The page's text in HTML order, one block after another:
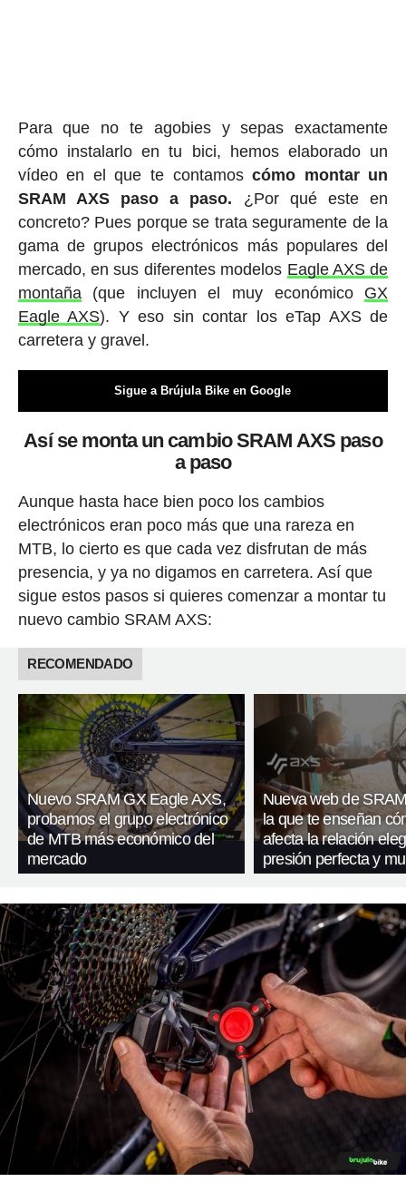
Para que no te agobies y sepas exactamente
cómo instalarlo en tu bici, hemos elaborado un
vídeo en el que te contamoscómo montar un
SRAM AXS paso a paso. ¿Por qué este en
concreto? Pues porque se trata seguramente de la
gama de grupos electrónicos más populares del
mercado, en sus diferentes modelos Eagle AXS de
montaña(que incluyen el muy económico GX
Eagle AXS). Y eso sin contar los eTap AXS de
carretera y gravel.
Sigue a Brújula Bike en Google
Así se monta un cambio SRAM AXS paso
a paso
Aunque hasta hace bien poco los cambios
electrónicos eran poco más que una rareza en
MTB, lo cierto es que cada vez disfrutan de más
presencia, y ya no digamos en carretera. Así que
sigue estos pasos si quieres comenzar a montar tu
nuevo cambio SRAM AXS:
RECOMENDADO
Nuevo SRAM GX Eagle AXS,
probamos el grupo electrónico
de MTB más económico del
mercado
Nueva web de
la que te enseñan
afecta la relación
presión perfecta y